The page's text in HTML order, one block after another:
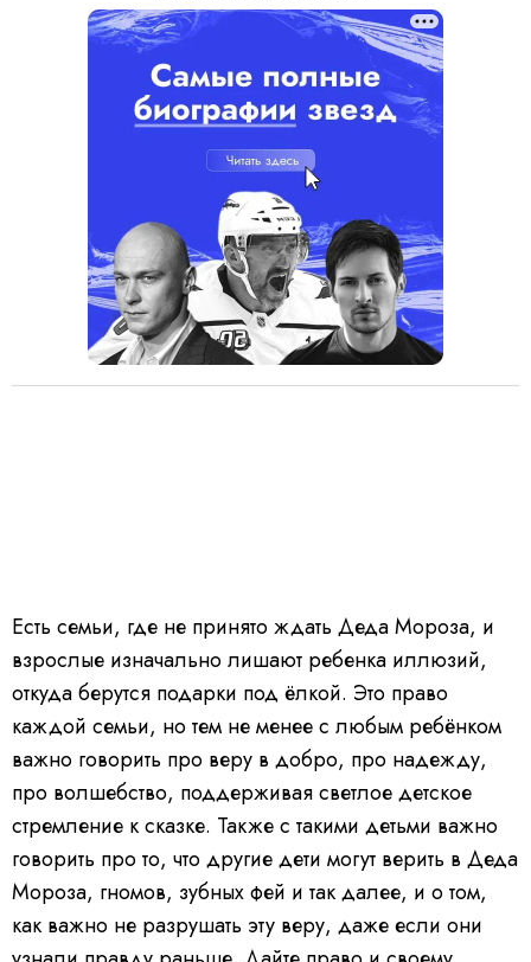
Есть семьи, где не принято ждать Деда Мороза, и
взрослые изначально лишают ребенка иллюзий,
откуда берутся подарки под ёлкой. Это право
каждой семьи, но тем не менее с любым ребёнком
важно говорить про веру в добро, про надежду,
про волшебство, поддерживая светлое детское
стремление к сказке. Также с такими детьми важно
говорить про то, что другие дети могут верить в Деда
Мороза, гномов, зубных фей и так далее, и о том,
как важно не разрушать эту веру, даже если они